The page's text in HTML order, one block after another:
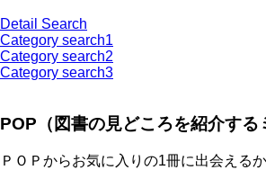
Detail Search
Category search1
Category search2
Category search3
POP（図書の見どころを紹介する
ＰＯＰからお気に入りの1冊に出会えるか